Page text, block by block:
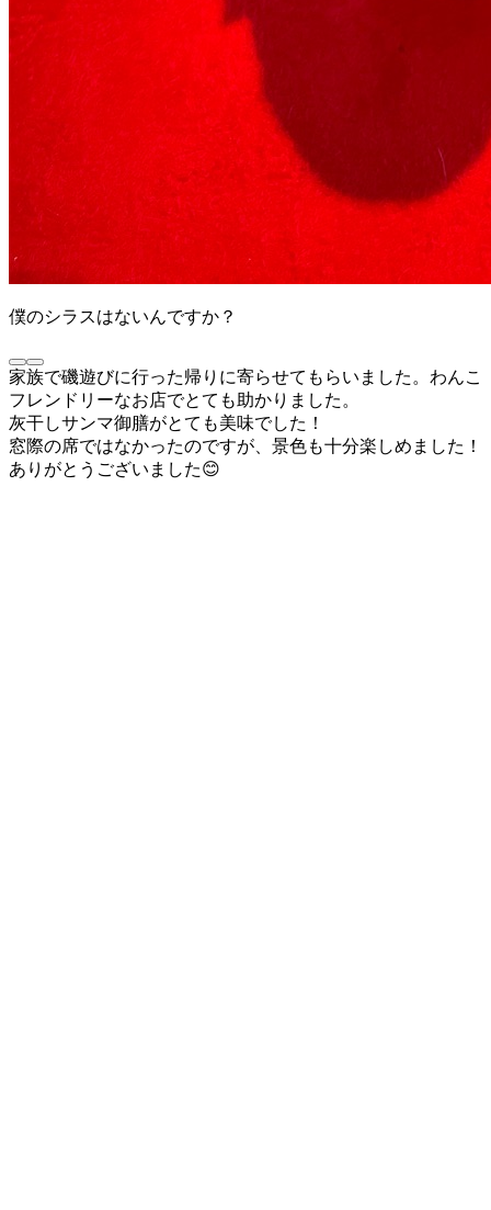
僕のシラスはないんですか？
家族で磯遊びに行った帰りに寄らせてもらいました。わんこ
フレンドリーなお店でとても助かりました。
灰干しサンマ御膳がとても美味でした！
窓際の席ではなかったのですが、景色も十分楽しめました！
ありがとうございました😊